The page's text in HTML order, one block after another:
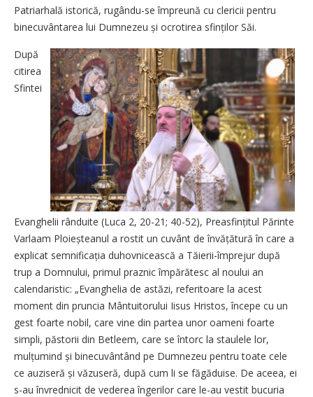
Patriarhală istorică, rugându-se împreună cu clericii pentru
binecuvântarea lui Dumnezeu și ocrotirea sfinților Săi.
După
citirea
Sfintei
Evanghelii rânduite (Luca 2, 20-21; 40-52), Prea­sfin­țitul Părinte
Varlaam Ploieș­tea­nul a rostit un cuvânt de învățătură în care a
explicat sem­ni­ficația duhovnicească a Tăierii-împrejur după
trup a Domnului, primul praznic împărătesc al noului an
calendaristic: „Evanghelia de astăzi, referitoare la acest
moment din pruncia Mântuitorului Iisus Hristos, începe cu un
gest foarte nobil, care vine din partea unor oameni foarte
simpli, păstorii din Betleem, care se întorc la staulele lor,
mulțumind și binecuvântând pe Dumnezeu pentru toate cele
ce auziseră și văzuseră, după cum li se făgăduise. De aceea, ei
s-au învrednicit de vederea îngerilor care le-au vestit bucuria